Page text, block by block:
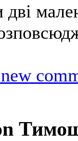
дві